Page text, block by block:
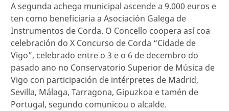
A segunda achega municipal ascende a 9.000 euros e
ten como beneficiaria a Asociación Galega de
Instrumentos de Corda. O Concello coopera así coa
celebración do X Concurso de Corda “Cidade de
Vigo”, celebrado entre o 3 e o 6 de decembro do
pasado ano no Conservatorio Superior de Música de
Vigo con participación de intérpretes de Madrid,
Sevilla, Málaga, Tarragona, Gipuzkoa e tamén de
Portugal, segundo comunicou o alcalde.